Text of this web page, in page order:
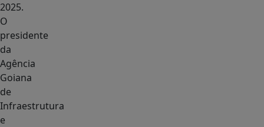
2025.
O
presidente
da
Agência
Goiana
de
Infraestrutura
e